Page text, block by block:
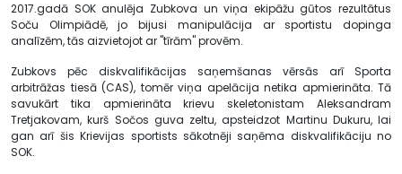
2017.gadā SOK anulēja Zubkova un viņa ekipāžu gūtos rezultātus
Soču Olimpiādē, jo bijusi manipulācija ar sportistu dopinga
analīzēm, tās aizvietojot ar "tīrām" provēm.
Zubkovs pēc diskvalifikācijas saņemšanas vērsās arī Sporta
arbitrāžas tiesā (CAS), tomēr viņa apelācija netika apmierināta. Tā
savukārt tika apmierināta krievu skeletonistam Aleksandram
Tretjakovam, kurš Sočos guva zeltu, apsteidzot Martinu Dukuru, lai
gan arī šis Krievijas sportists sākotnēji saņēma diskvalifikāciju no
SOK.